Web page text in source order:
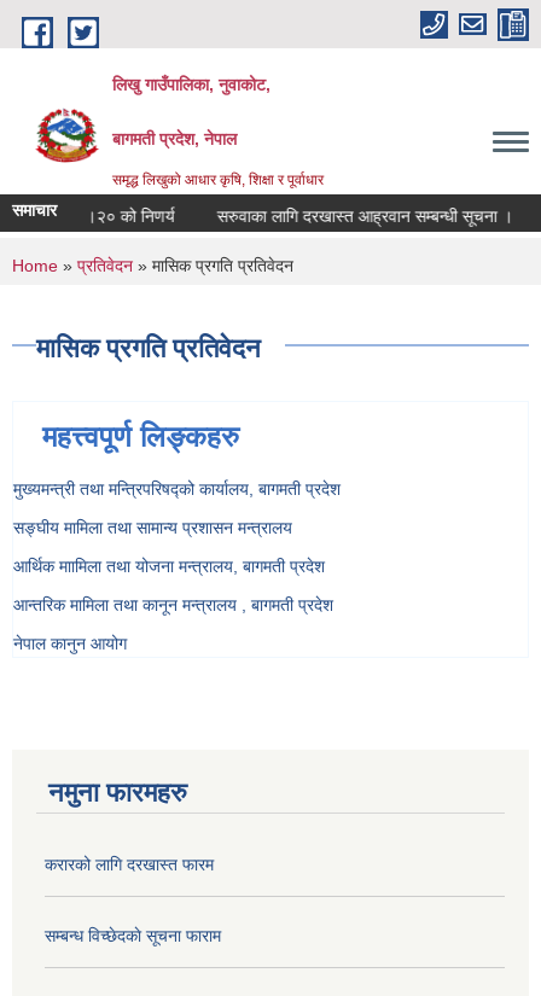
Skip to main content
लिखु गाउँपालिका, नुवाकोट,
बागमती प्रदेश, नेपाल
समृद्ध लिखुको आधार कृषि, शिक्षा र पूर्वाधार
समाचार
२०८३।०४।२० को निणर्य सरुवाका लागि दरखास्त आह्रवान सम्बन्धी सूचना ।
You are here
Home » प्रतिवेदन » मासिक प्रगति प्रतिवेदन
मासिक प्रगति प्रतिवेदन
महत्त्वपूर्ण लिङ्कहरु
मुख्यमन्त्री तथा मन्त्रिपरिषद्को कार्यालय, बागमती प्रदेश
सङ्‍घीय मामिला तथा सामान्य प्रशासन मन्त्रालय
आर्थिक माामिला तथा योजना मन्त्रालय, बागमती प्रदेश
आन्तरिक मामिला तथा कानून मन्त्रालय , बागमती प्रदेश
नेपाल कानुन आयोग
नमुना फारमहरु
करारको लागि दरखास्त फारम
सम्बन्ध विच्छेदकाे सूचना फाराम